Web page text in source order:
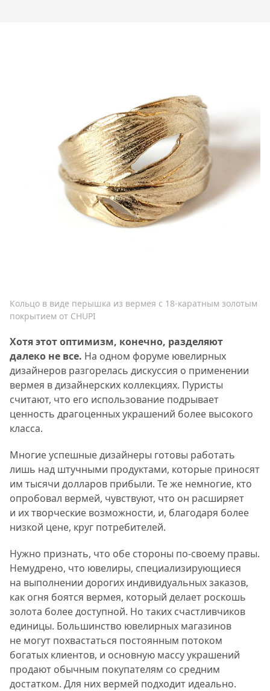
Кольцо в виде перышка из вермея с 18-каратным золотым
покрытием от CHUPI
Хотя этот оптимизм, конечно, разделяют
далеко не все. На одном форуме ювелирных
дизайнеров разгорелась дискуссия о применении
вермея в дизайнерских коллекциях. Пуристы
считают, что его использование подрывает
ценность драгоценных украшений более высокого
класса.
Многие успешные дизайнеры готовы работать
лишь над штучными продуктами, которые приносят
им тысячи долларов прибыли. Те же немногие, кто
опробовал вермей, чувствуют, что он расширяет
и их творческие возможности, и, благодаря более
низкой цене, круг потребителей.
Нужно признать, что обе стороны по-своему правы.
Немудрено, что ювелиры, специализирующиеся
на выполнении дорогих индивидуальных заказов,
как огня боятся вермея, который делает роскошь
золота более доступной. Но таких счастливчиков
единицы. Большинство ювелирных магазинов
не могут похвастаться постоянным потоком
богатых клиентов, и основную массу украшений
продают обычным покупателям со средним
достатком. Для них вермей подходит идеально.